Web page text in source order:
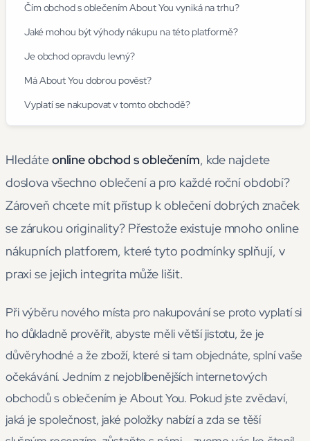
Čím obchod s oblečením About You vyniká na trhu?
Jaké mohou být výhody nákupu na této platformě?
Je obchod opravdu levný?
Má About You dobrou pověst?
Vyplatí se nakupovat v tomto obchodě?
Hledáteonline obchod s oblečením, kde najdete
doslova všechno oblečení a pro každé roční období?
Zároveň chcete mít přístup k oblečení dobrých značek
se zárukou originality? Přestože existuje mnoho online
nákupních platforem, které tyto podmínky splňují, v
praxi se jejich integrita může lišit.
Při výběru nového místa pro nakupování se proto vyplatí si
ho důkladně prověřit, abyste měli větší jistotu, že je
důvěryhodné a že zboží, které si tam objednáte, splní vaše
očekávání. Jedním z nejoblíbenějších internetových
obchodů s oblečením je About You. Pokud jste zvědaví,
jaká je společnost, jaké položky nabízí a zda se těší